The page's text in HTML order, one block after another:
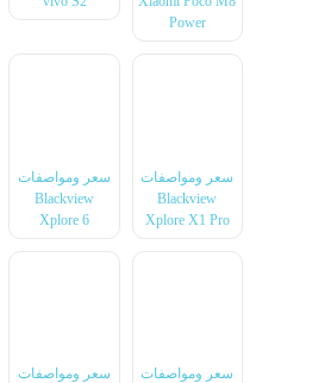
Power
سعر ومواصفات
Blackview
Xplore X1 Pro
سعر ومواصفات
Blackview
Xplore 6
سعر ومواصفات
سعر ومواصفات